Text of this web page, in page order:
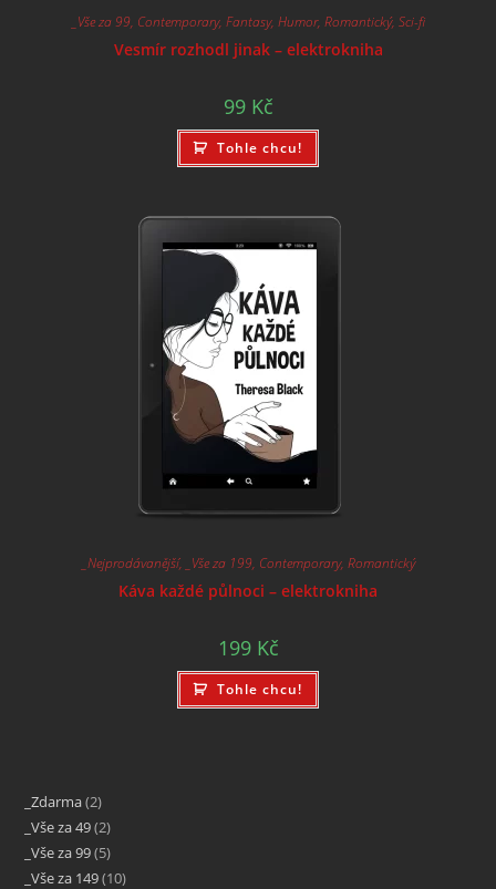
_Vše za 99, Contemporary, Fantasy, Humor, Romantický, Sci-fi
Vesmír rozhodl jinak – elektrokniha
99 Kč
Tohle chcu!
_Nejprodávanější, _Vše za 199, Contemporary, Romantický
Káva každé půlnoci – elektrokniha
199 Kč
Tohle chcu!
_Zdarma 2
_Vše za 49 2
_Vše za 99 5
_Vše za 149 10